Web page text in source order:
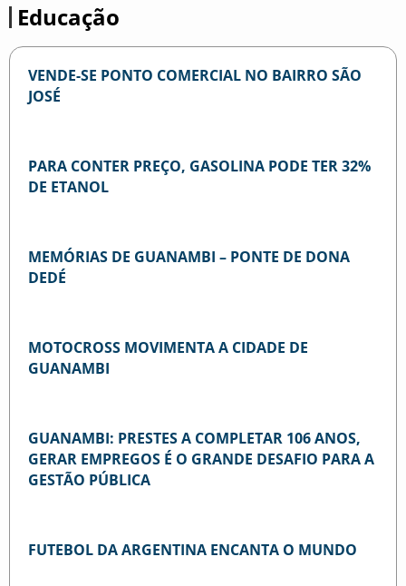
Educação
VENDE-SE PONTO COMERCIAL NO BAIRRO SÃO
JOSÉ
PARA CONTER PREÇO, GASOLINA PODE TER 32%
DE ETANOL
MEMÓRIAS DE GUANAMBI – PONTE DE DONA
DEDÉ
MOTOCROSS MOVIMENTA A CIDADE DE
GUANAMBI
GUANAMBI: PRESTES A COMPLETAR 106 ANOS,
GERAR EMPREGOS É O GRANDE DESAFIO PARA A
GESTÃO PÚBLICA
FUTEBOL DA ARGENTINA ENCANTA O MUNDO